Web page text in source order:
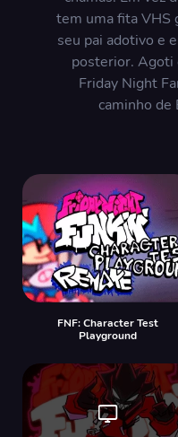
tem uma fita VHS
seu pai adotivo e
posterior. Agoti
Friday Night
caminho de
FNF: Character Test
Playground